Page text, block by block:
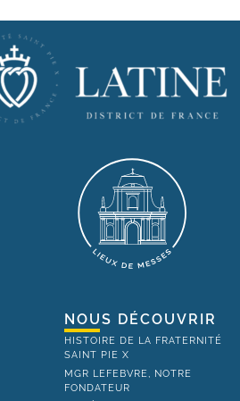
NOUS DÉCOUVRIR
HISTOIRE DE LA FRATERNITÉ
SAINT PIE X
MGR LEFEBVRE, NOTRE
FONDATEUR